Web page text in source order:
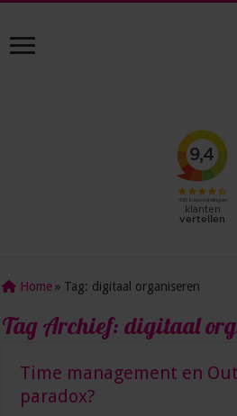
Home » Tag: digitaal organiseren
Tag Archief:digitaal
Time management en
paradox?